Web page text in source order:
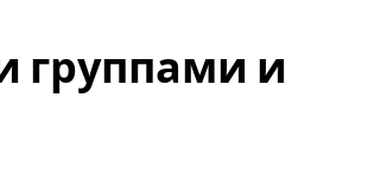
группами и